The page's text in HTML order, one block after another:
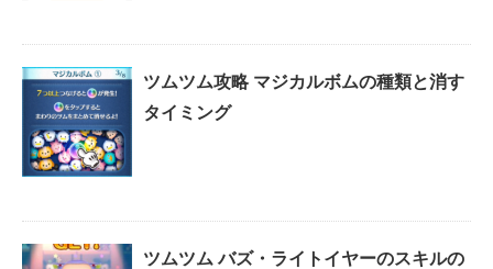
ツムツム攻略 マジカルボムの種類と消す
タイミング
ツムツム バズ・ライトイヤーのスキルの